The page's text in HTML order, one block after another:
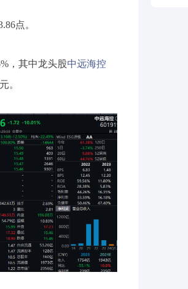
点。
，其中龙头股中远海控
。